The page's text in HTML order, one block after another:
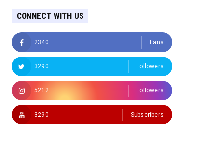
CONNECT WITH US
2340 Fans
3290 Followers
5212 Followers
3290 Subscribers